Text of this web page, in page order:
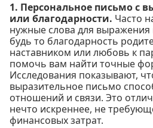
1. Персональное письмо с
или благодарности. Часто
нужные слова для выражения
будь то благодарность
наставником или любовь к
помочь вам найти точные
Исследования показывают,
выразительное письмо
отношений и связи. Это
нечто искреннее, не
финансовых затрат.